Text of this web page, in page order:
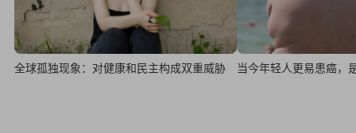
全球孤独现象：对健康和民主构成双重威胁 当今年轻人更易患癌，